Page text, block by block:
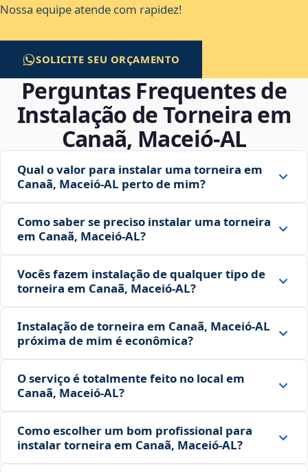
Nossa equipe atende com rapidez!
SOLICITE SEU ORÇAMENTO
Perguntas Frequentes de
Instalação de Torneira em
Canaã, Maceió‑AL
Qual o valor para instalar uma torneira em
Canaã, Maceió‑AL perto de mim?
Como saber se preciso instalar uma torneira
em Canaã, Maceió‑AL?
Vocês fazem instalação de qualquer tipo de
torneira em Canaã, Maceió‑AL?
Instalação de torneira em Canaã, Maceió‑AL
próxima de mim é econômica?
O serviço é totalmente feito no local em
Canaã, Maceió‑AL?
Como escolher um bom profissional para
instalar torneira em Canaã, Maceió‑AL?